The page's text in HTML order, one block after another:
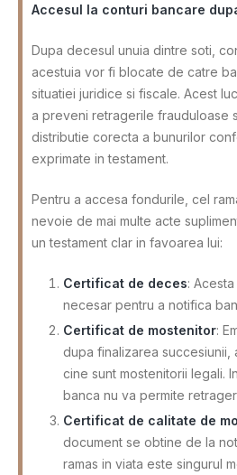
Accesul la conturi bancare
Dupa decesul unuia dintre soti,
acestuia vor fi blocate de catre
situatiei juridice si fiscale. Acest
a preveni retragerile frauduloase
distributie corecta a bunurilor
exprimate in testament.
Pentru a accesa fondurile, cel
nevoie de mai multe acte
un testament clar in favoarea lui:
Certificat de deces:
necesar pentru a notifica
Certificat de mostenitor:
dupa finalizarea succesiunii,
cine sunt mostenitorii legali.
banca nu va permite
Certificat de calitate de
document se obtine de la
ramas in viata este singurul